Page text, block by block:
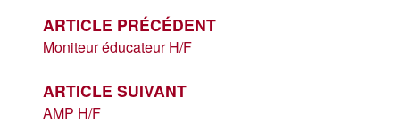
L’ARTICLE
ARTICLE PRÉCÉDENT
Moniteur éducateur H/F
ARTICLE SUIVANT
AMP H/F